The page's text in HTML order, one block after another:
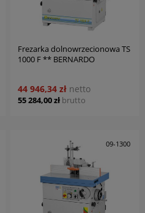
Frezarka dolnowrzecionowa TS
1000 F ** BERNARDO
55 284,00 zł brutto
44 946,34 zł netto
09-1300